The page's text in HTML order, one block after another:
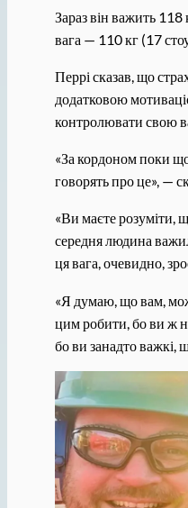
Зараз він важить 118
вага — 110 кг (17
Перрі сказав, що
додатковою
контролювати свою
«За кордоном поки
говорять про це», —
«Ви маєте розуміти,
середня людина
ця вага, очевидно,
«Я думаю, що вам,
цим робити, бо ви ж
бо ви занадто важкі,